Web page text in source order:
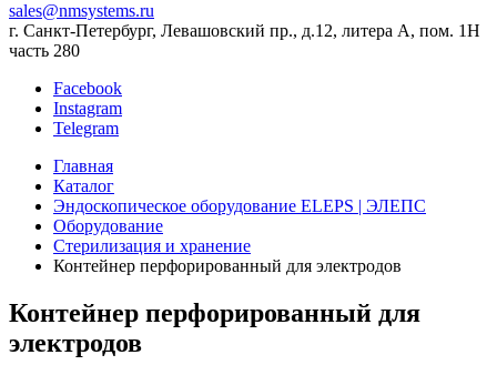
sales@nmsystems.ru
г. Санкт-Петербург, Левашовский пр., д.12, литера А, пом. 1Н
часть 280
Facebook
Instagram
Telegram
Главная
Каталог
Эндоскопическое оборудование ELEPS | ЭЛЕПС
Оборудование
Стерилизация и хранение
Контейнер перфорированный для электродов
Контейнер перфорированный для
электродов